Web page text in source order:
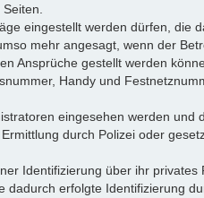
eingestellt werden dürfen,
mehr angesagt, wenn der
Ansprüche gestellt werden
Handy und
eingesehen werden
durch Polizei oder
Identifizierung über ihr
erfolgte Identifizierung